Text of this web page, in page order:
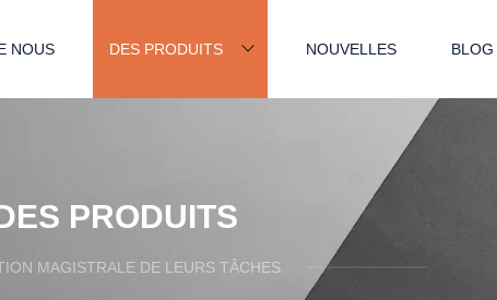
NOUS DES PRODUITS NOUVELLES BLOG
PRODUITS
MAGISTRALE DE LEURS TÂCHES.